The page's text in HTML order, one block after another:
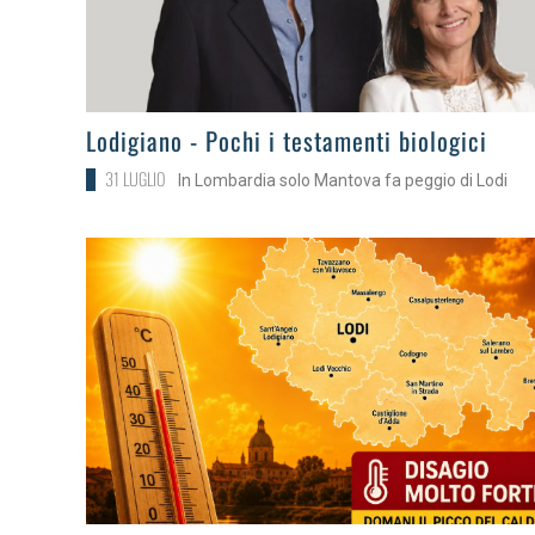
>Lodigiano - Pochi i testamenti biologici
31 LUGLIO In Lombardia solo Mantova fa peggio di Lodi